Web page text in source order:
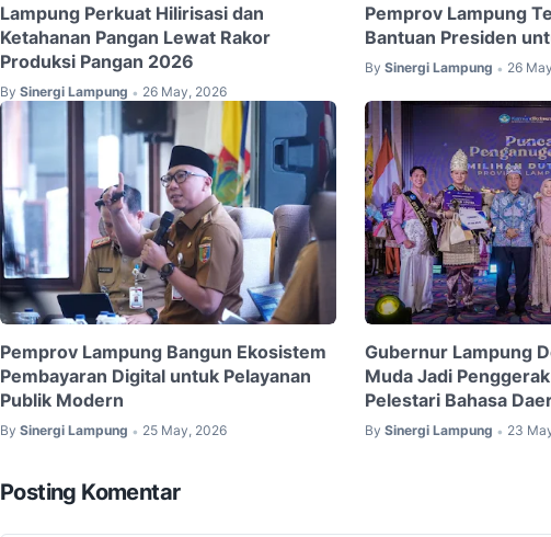
Lampung Perkuat Hilirisasi dan
Ketahanan Pangan Lewat Rakor
Produksi Pangan 2026
By Sinergi Lampung • 26 May, 2026
Pemprov Lampung
Bantuan Presiden
By Sinergi Lampung • 26
Pemprov Lampung Bangun Ekosistem
Pembayaran Digital untuk Pelayanan
Publik Modern
By Sinergi Lampung • 25 May, 2026
Gubernur Lampung
Muda Jadi
Pelestari Bahasa
By Sinergi Lampung • 23
Posting Komentar